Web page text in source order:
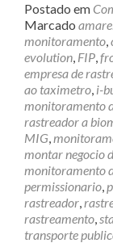
Postado em
Marcado
monitoramento,
evolution, FIP,
empresa de
ao taximetro, i-
monitoramento
rastreador a
MIG,
montar negocio
monitoramento
permissionario,
rastreador,
rastreamento,
transporte